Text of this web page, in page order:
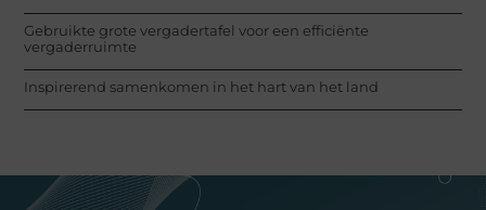
Gebruikte grote vergadertafel voor een efficiënte
vergaderruimte
Inspirerend samenkomen in het hart van het land